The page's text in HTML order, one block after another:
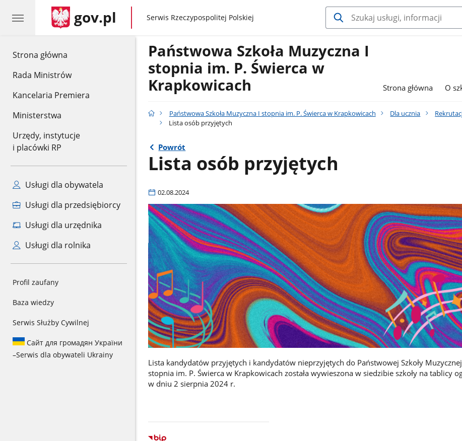
Strona główna
Rada Ministrów
Kancelaria Premiera
Ministerstwa
Urzędy, instytucje
i placówki RP
Usługi dla obywatela
Usługi dla przedsiębiorcy
Usługi dla urzędnika
Usługi dla rolnika
Profil zaufany
Baza wiedzy
Serwis Służby Cywilnej
Сайт для громадян України
–Serwis dla obywateli Ukrainy
gov.pl gov.pl
Serwis Rzeczypospolitej Polskiej
Państwowa Szkoła Muzyczna I
stopnia im. P. Świerca w
Krapkowicach
Strona główna O
Państwowa Szkoła Muzyczna I stopnia im. P. Świerca w Krapkowicach Dla ucznia
Lista osób przyjętych
Powrót
Lista osób przyjętych
02.08.2024
Lista kandydatów przyjętych i kandydatów nieprzyjętych do Państwowej Szkoły
stopnia im. P. Świerca w Krapkowicach została wywieszona w siedzibie szkoły na tablicy
w dniu 2 sierpnia 2024 r.